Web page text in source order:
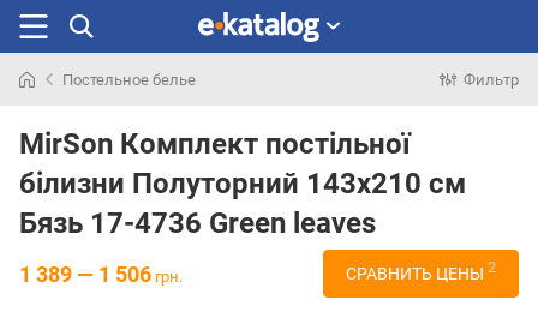
раньше
Постельное белье Фильтр
MirSon Комплект постільної
білизни Полуторний 143х210 см
Бязь 17-4736 Green leaves
1 389 — 1 506 грн. СРАВНИТЬ ЦЕНЫ 2